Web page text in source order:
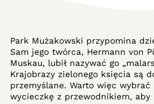
Park Mużakowski przypomina
Sam jego twórca, Hermann von
Muskau, lubił nazywać go
Krajobrazy zielonego księcia są
przemyślane. Warto więc wybrać
wycieczkę z przewodnikiem, aby